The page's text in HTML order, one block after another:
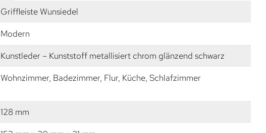
Griffleiste Wunsiedel
Modern
Kunstleder – Kunststoff metallisiert chrom glänzend schwarz
Wohnzimmer, Badezimmer, Flur, Küche, Schlafzimmer
128 mm